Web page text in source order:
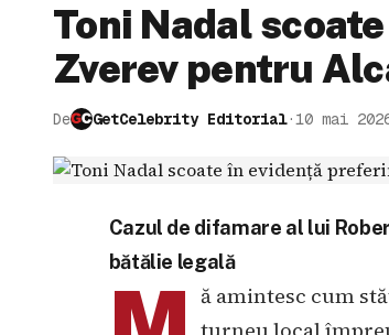
Toni Nadal
Zverev pentru
De GetCelebrity Editorial·10 mai
Cazul de difamare al lui
bătălie legală
ă amintesc cum